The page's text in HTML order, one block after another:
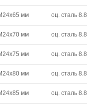
мм оц. сталь 8.8
мм оц. сталь 8.8
мм оц. сталь 8.8
мм оц. сталь 8.8
мм оц. сталь 8.8